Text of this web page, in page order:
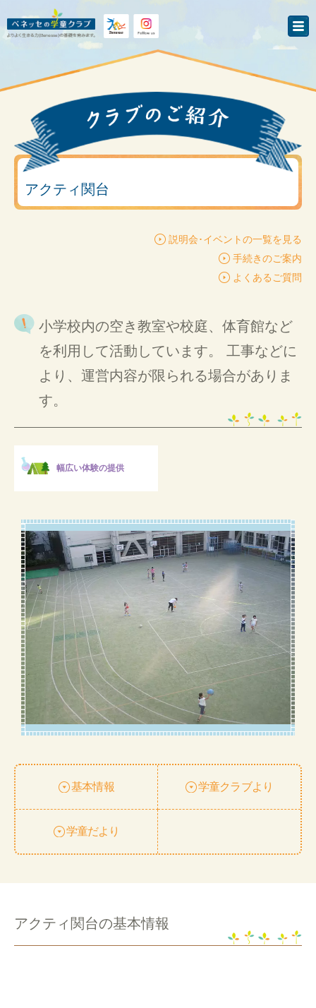
アクティ関台
説明会･イベントの一覧を見る
手続きのご案内
よくあるご質問
小学校内の空き教室や校庭、体育館など
を利用して活動しています。 工事などに
より、運営内容が限られる場合がありま
す。
幅広い体験の提供
基本情報 学童クラブより
学童だより
アクティ関台の基本情報